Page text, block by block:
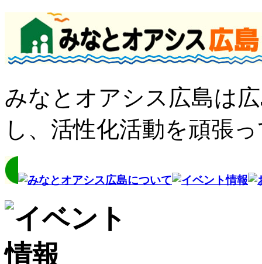
みなとオアシス広島は
し、活性化活動を頑張